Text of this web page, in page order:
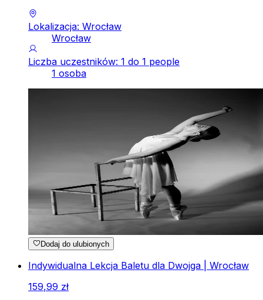
Lokalizacja: Wrocław
Wrocław
Liczba uczestników: 1 do 1 people
1 osoba
Dodaj do ulubionych
Indywidualna Lekcja Baletu dla Dwojga | Wrocław
159,99 zł